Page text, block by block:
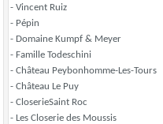
- Vincent Ruiz
- Pépin
- Domaine Kumpf & Meyer
- Famille Todeschini
- Château Peybonhomme-Les-Tours
- Château Le Puy
- CloserieSaint Roc
- Les Closerie des Moussis